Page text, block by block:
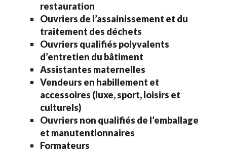
restauration
Ouvriers de l’assainissement et du
traitement des déchets
Ouvriers qualifiés polyvalents
d’entretien du bâtiment
Assistantes maternelles
Vendeurs en habillement et
accessoires (luxe, sport, loisirs et
culturels)
Ouvriers non qualifiés de l’emballage
et manutentionnaires
Formateurs